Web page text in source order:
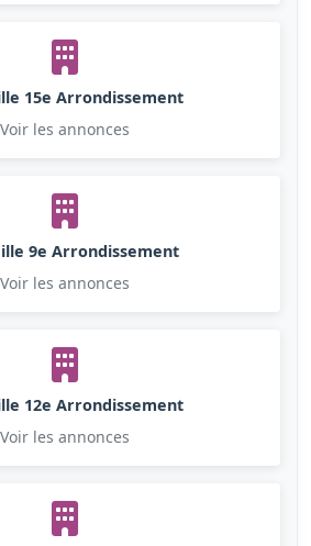
15e Arrondissement
Voir les annonces
9e Arrondissement
Voir les annonces
12e Arrondissement
Voir les annonces